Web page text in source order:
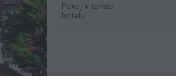
Pokoj v tomto
hotelu